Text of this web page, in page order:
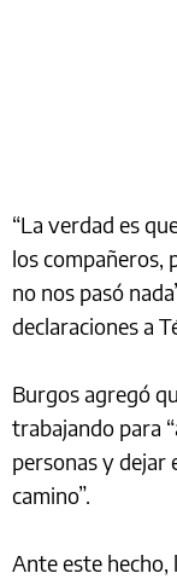
“La verdad es
los compañeros,
no nos pasó
declaraciones a
Burgos agregó
trabajando para
personas y dejar
camino”.
Ante este hecho,